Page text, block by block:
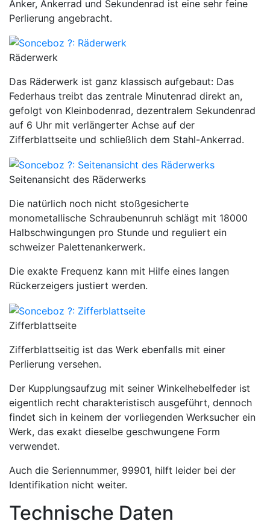
Anker, Ankerrad und Sekundenrad ist eine sehr feine
Perlierung angebracht.
Räderwerk
Das Räderwerk ist ganz klassisch aufgebaut: Das
Federhaus treibt das zentrale Minutenrad direkt an,
gefolgt von Kleinbodenrad, dezentralem Sekundenrad
auf 6 Uhr mit verlängerter Achse auf der
Zifferblattseite und schließlich dem Stahl-Ankerrad.
Seitenansicht des Räderwerks
Die natürlich noch nicht stoßgesicherte
monometallische Schraubenunruh schlägt mit 18000
Halbschwingungen pro Stunde und reguliert ein
schweizer Palettenankerwerk.
Die exakte Frequenz kann mit Hilfe eines langen
Rückerzeigers justiert werden.
Zifferblattseite
Zifferblattseitig ist das Werk ebenfalls mit einer
Perlierung versehen.
Der Kupplungsaufzug mit seiner Winkelhebelfeder ist
eigentlich recht charakteristisch ausgeführt, dennoch
findet sich in keinem der vorliegenden Werksucher ein
Werk, das exakt dieselbe geschwungene Form
verwendet.
Auch die Seriennummer, 99901, hilft leider bei der
Identifikation nicht weiter.
Technische Daten